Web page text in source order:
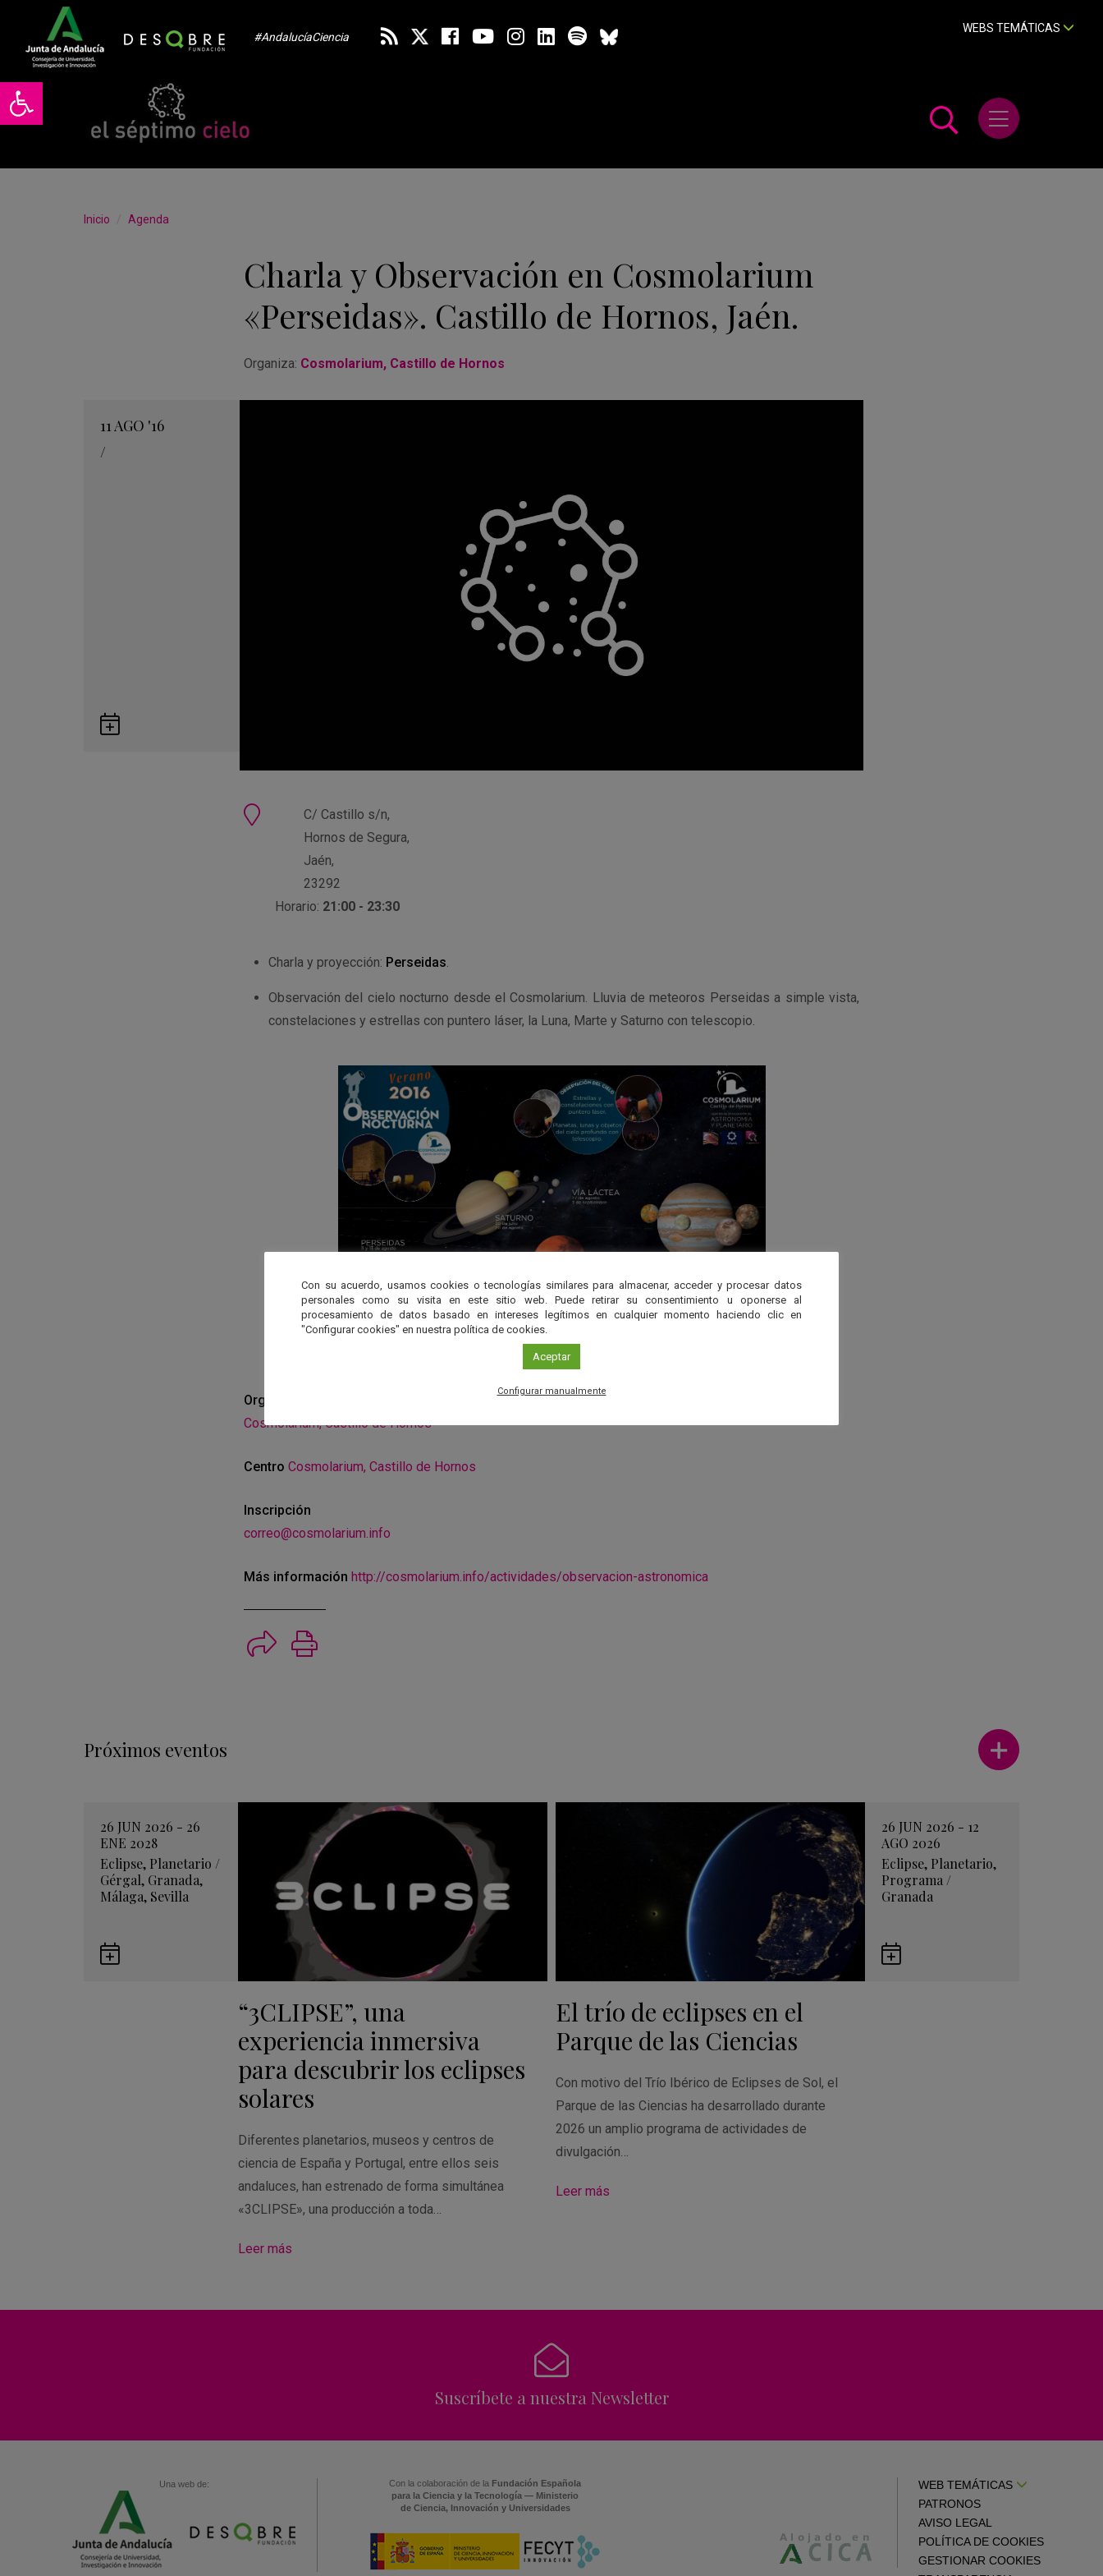
Abrir barra de herramientas
#AndalucíaCiencia
WEBS TEMÁTICAS
Abrir menú
Inicio Agenda
Charla y Observación en Cosmolarium
«Perseidas». Castillo de Hornos, Jaén.
Organiza: Cosmolarium, Castillo de Hornos
11AGO '16
/
Guardar
en
UbicaciónC/ Castillo s/n,
Hornos de Segura,
Jaén,
23292
Horario: 21:00 - 23:30
Charla y proyección: Perseidas.
Observación del cielo nocturno desde el Cosmolarium. Lluvia de meteoros Perseidas a simple vista,
constelaciones y estrellas con puntero láser, la Luna, Marte y Saturno con telescopio.
Organiza
Cosmolarium, Castillo de Hornos
Centro Cosmolarium, Castillo de Hornos
Inscripción
correo@cosmolarium.info
Más información http://cosmolarium.info/actividades/observacion-astronomica
Próximos eventos
Ver más
26 JUN 2026 - 26
ENE 2028
Eclipse, Planetario /
Gérgal, Granada,
Málaga, Sevilla
“3CLIPSE”, una
experiencia inmersiva
para descubrir los eclipses
solares
Diferentes planetarios, museos y centros de
ciencia de España y Portugal, entre ellos seis
andaluces, han estrenado de forma simultánea
«3CLIPSE», una producción a toda…
Leer más
26 JUN 2026 - 12
AGO 2026
Eclipse, Planetario,
Programa /
Granada
El trío de eclipses en el
Parque de las Ciencias
Con motivo del Trío Ibérico de Eclipses de Sol, el
Parque de las Ciencias ha desarrollado durante
2026 un amplio programa de actividades de
divulgación…
Leer más
Suscríbete a nuestra Newsletter
Una web de: Con la colaboración de la Fundación Española
para la Ciencia y la Tecnología — Ministerio
de Ciencia, Innovación y Universidades
WEB TEMÁTICAS
PATRONOS
AVISO LEGAL
POLÍTICA DE COOKIES
GESTIONAR COOKIES
Con su acuerdo, usamos cookies o tecnologías similares para almacenar, acceder y procesar datos
personales como su visita en este sitio web. Puede retirar su consentimiento u oponerse al
procesamiento de datos basado en intereses legítimos en cualquier momento haciendo clic en
"Configurar cookies" en nuestra política de cookies.
Aceptar
Configurar manualmente